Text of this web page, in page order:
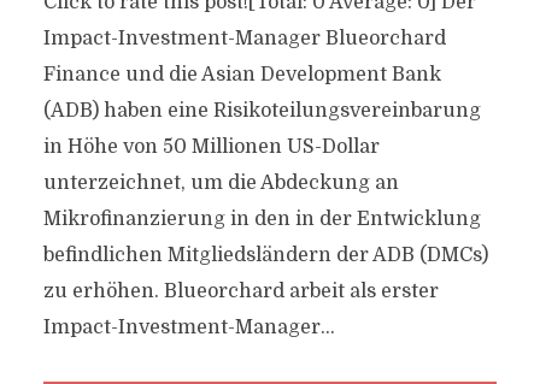
Impact-Investment-Manager Blueorchard
Finance und die Asian Development Bank
(ADB) haben eine Risikoteilungsvereinbarung
in Höhe von 50 Millionen US-Dollar
unterzeichnet, um die Abdeckung an
Mikrofinanzierung in den in der Entwicklung
befindlichen Mitgliedsländern der ADB (DMCs)
zu erhöhen. Blueorchard arbeit als erster
Impact-Investment-Manager...